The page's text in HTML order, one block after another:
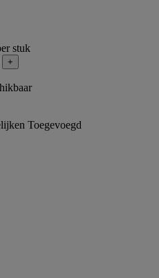
stuk
+
Toegevoegd